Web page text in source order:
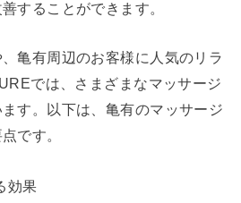
することができます。
亀有周辺のお客様に人気のリラ
では、さまざまなマッサージ
す。以下は、亀有のマッサージ
です。
効果